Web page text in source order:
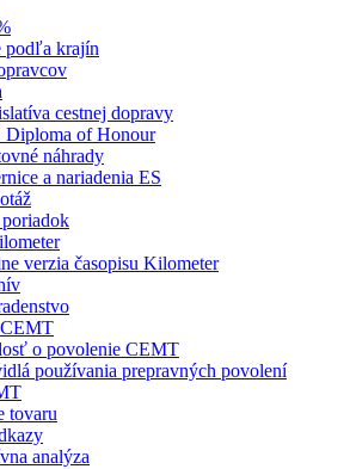
podľa krajín
cestnej dopravy
Diploma of Honour
náhrady
a nariadenia ES
verzia časopisu Kilometer
o povolenie CEMT
používania prepravných povolení
tovaru
analýza